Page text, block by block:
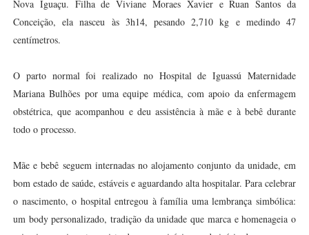
Nova Iguaçu. Filha de Viviane Moraes Xavier e Ruan Santos da
Conceição, ela nasceu às 3h14, pesando 2,710 kg e medindo 47
centímetros.
O parto normal foi realizado no Hospital de Iguassú Maternidade
Mariana Bulhões por uma equipe médica, com apoio da enfermagem
obstétrica, que acompanhou e deu assistência à mãe e à bebê durante
todo o processo.
Mãe e bebê seguem internadas no alojamento conjunto da unidade, em
bom estado de saúde, estáveis e aguardando alta hospitalar. Para celebrar
o nascimento, o hospital entregou à família uma lembrança simbólica:
um body personalizado, tradição da unidade que marca e homenageia o